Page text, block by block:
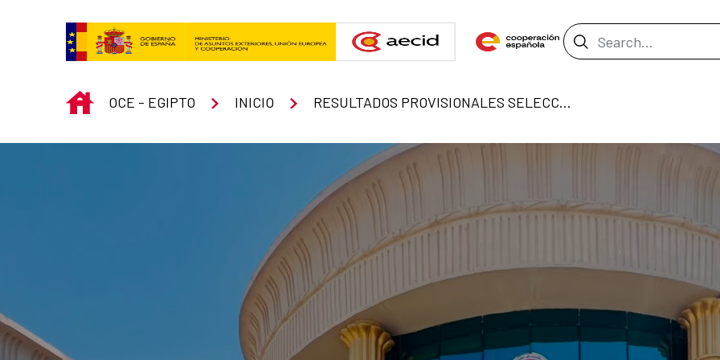
Search Bar
INICIO
OCE - EGIPTO INICIO RESULTADOS PROVISIONALES SELECCIÓN AUXILIAR ADMINISTRATIVO OCE EL CAIRO